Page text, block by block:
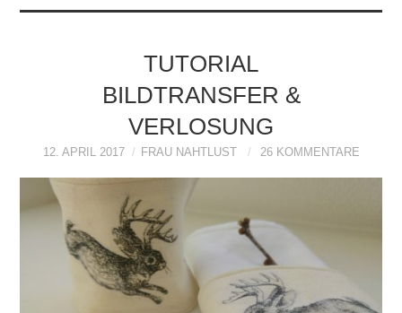
TUTORIAL
BILDTRANSFER &
VERLOSUNG
12. APRIL 2017 FRAU NAHTLUST 26 KOMMENTARE